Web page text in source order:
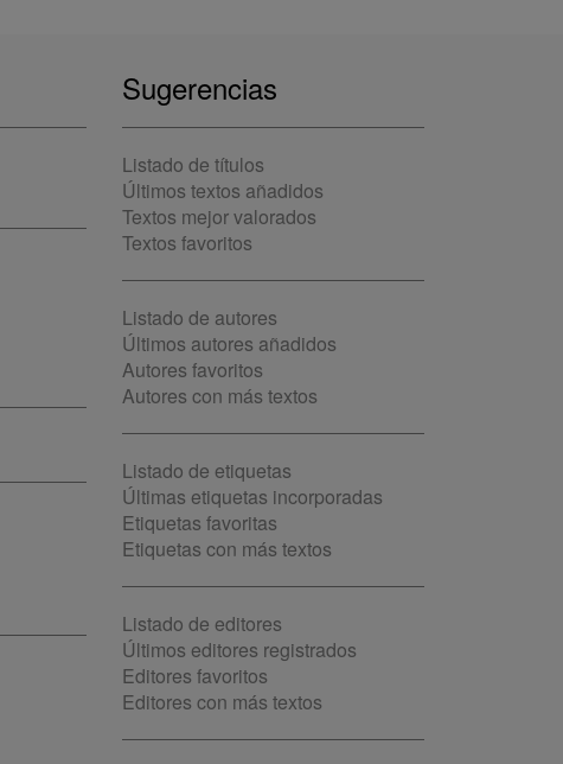
Sugerencias
Listado de títulos
Últimos textos añadidos
Textos mejor valorados
Textos favoritos
Listado de autores
Últimos autores añadidos
Autores favoritos
Autores con más textos
Listado de etiquetas
Últimas etiquetas incorporadas
Etiquetas favoritas
Etiquetas con más textos
Listado de editores
Últimos editores registrados
Editores favoritos
Editores con más textos